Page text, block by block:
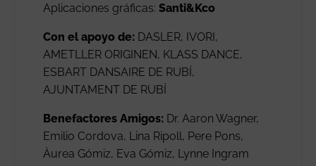
Aplicaciones gráficas: Santi&Kco
Con el apoyo de: DASLER, IVORI,
AMETLLER ORIGINEN, KLASS DANCE,
ESBART DANSAIRE DE RUBÍ,
AJUNTAMENT DE RUBÍ
Benefactores Amigos: Dr. Aaron Wagner,
Emilio Cordova, Lina Ripoll, Pere Pons,
Àurea Gómiz, Eva Gómiz, Lynne Ingram